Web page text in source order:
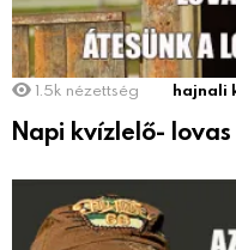
1.5k nézettség hajnali
Napi kvízlelő-